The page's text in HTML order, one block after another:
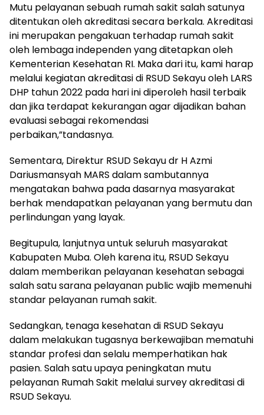
Mutu pelayanan sebuah rumah sakit salah satunya
ditentukan oleh akreditasi secara berkala. Akreditasi
ini merupakan pengakuan terhadap rumah sakit
oleh lembaga independen yang ditetapkan oleh
Kementerian Kesehatan RI. Maka dari itu, kami harap
melalui kegiatan akreditasi di RSUD Sekayu oleh LARS
DHP tahun 2022 pada hari ini diperoleh hasil terbaik
dan jika terdapat kekurangan agar dijadikan bahan
evaluasi sebagai rekomendasi
perbaikan,”tandasnya.
Sementara, Direktur RSUD Sekayu dr H Azmi
Dariusmansyah MARS dalam sambutannya
mengatakan bahwa pada dasarnya masyarakat
berhak mendapatkan pelayanan yang bermutu dan
perlindungan yang layak.
Begitupula, lanjutnya untuk seluruh masyarakat
Kabupaten Muba. Oleh karena itu, RSUD Sekayu
dalam memberikan pelayanan kesehatan sebagai
salah satu sarana pelayanan public wajib memenuhi
standar pelayanan rumah sakit.
Sedangkan, tenaga kesehatan di RSUD Sekayu
dalam melakukan tugasnya berkewajiban mematuhi
standar profesi dan selalu memperhatikan hak
pasien. Salah satu upaya peningkatan mutu
pelayanan Rumah Sakit melalui survey akreditasi di
RSUD Sekayu.